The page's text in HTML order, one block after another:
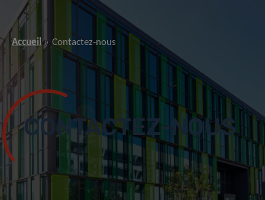
Accueil Contactez-nous
CONTACTEZ-NOUS